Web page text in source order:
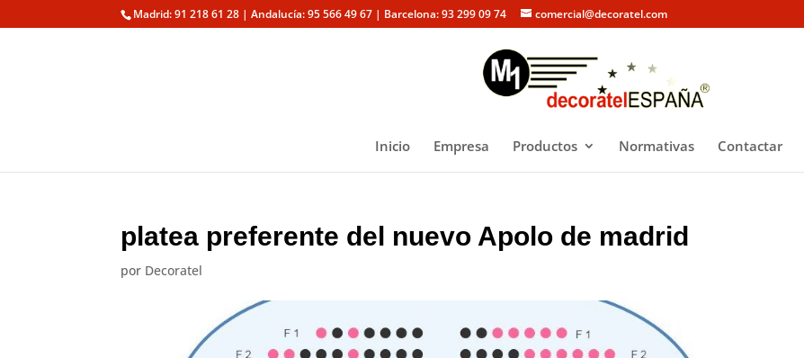
Madrid: 91 218 61 28 | Andalucía: 95 566 49 67 | Barcelona: 93 299 09 74 comercial@decoratel.com
Inicio Empresa Productos Normativas Contactar
platea preferente del nuevo Apolo de madrid
por Decoratel